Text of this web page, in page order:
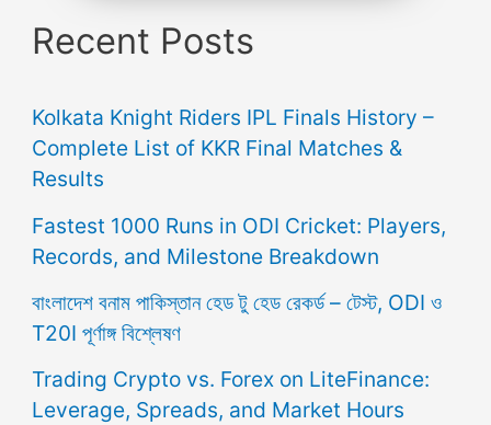
Recent Posts
Kolkata Knight Riders IPL Finals History –
Complete List of KKR Final Matches &
Results
Fastest 1000 Runs in ODI Cricket: Players,
Records, and Milestone Breakdown
বাংলাদেশ বনাম পাকিস্তান হেড টু হেড রেকর্ড – টেস্ট, ODI ও
T20I পূর্ণাঙ্গ বিশ্লেষণ
Trading Crypto vs. Forex on LiteFinance:
Leverage, Spreads, and Market Hours